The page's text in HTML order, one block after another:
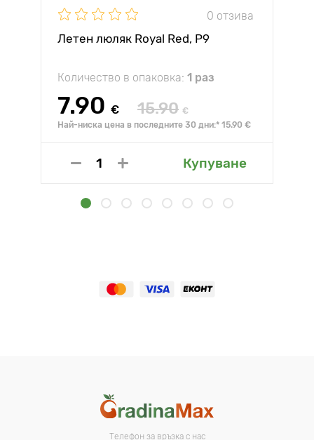
0 отзива
Летен люляк Royal Red, P9
Количество в опаковка: 1 раз
7.90 € 15.90 €
Най-ниска цена в последните 30 дни:* 15.90 €
Купуване
Телефон за връзка с нас